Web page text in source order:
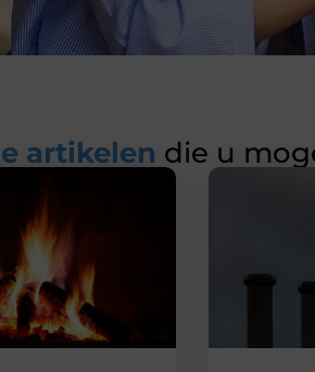
artikelen die u